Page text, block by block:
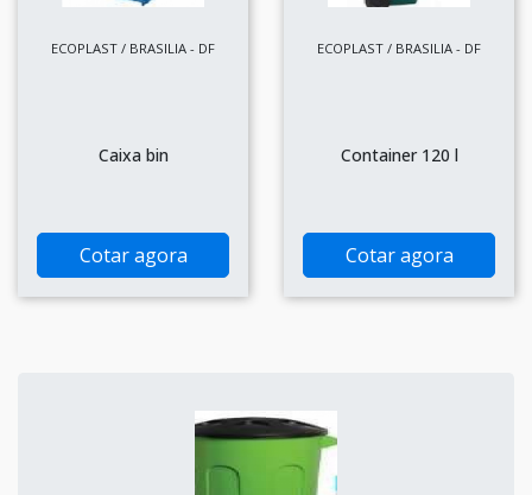
ECOPLAST / BRASILIA - DF
Caixa bin
Cotar agora
ECOPLAST / BRASILIA - DF
Container 120 l
Cotar agora